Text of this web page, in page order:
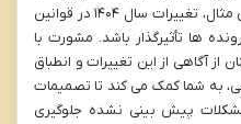
الکترونیکی بسیار مهم است. به عنوان مثال، تغییرات سال ۱۴۰۴ در قوانین
ها تأثیرگذار باشد. مشورت با
از آگاهی از این تغییرات و انطباق
به شما کمک می کند تا تصمیمات
پیش بینی نشده جلوگیری